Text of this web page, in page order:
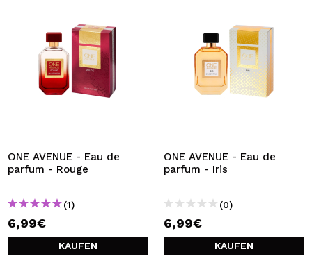
ONE AVENUE - Eau de
parfum - Rouge
(1)
6,99€
KAUFEN
ONE AVENUE - Eau de
parfum - Iris
(0)
6,99€
KAUFEN